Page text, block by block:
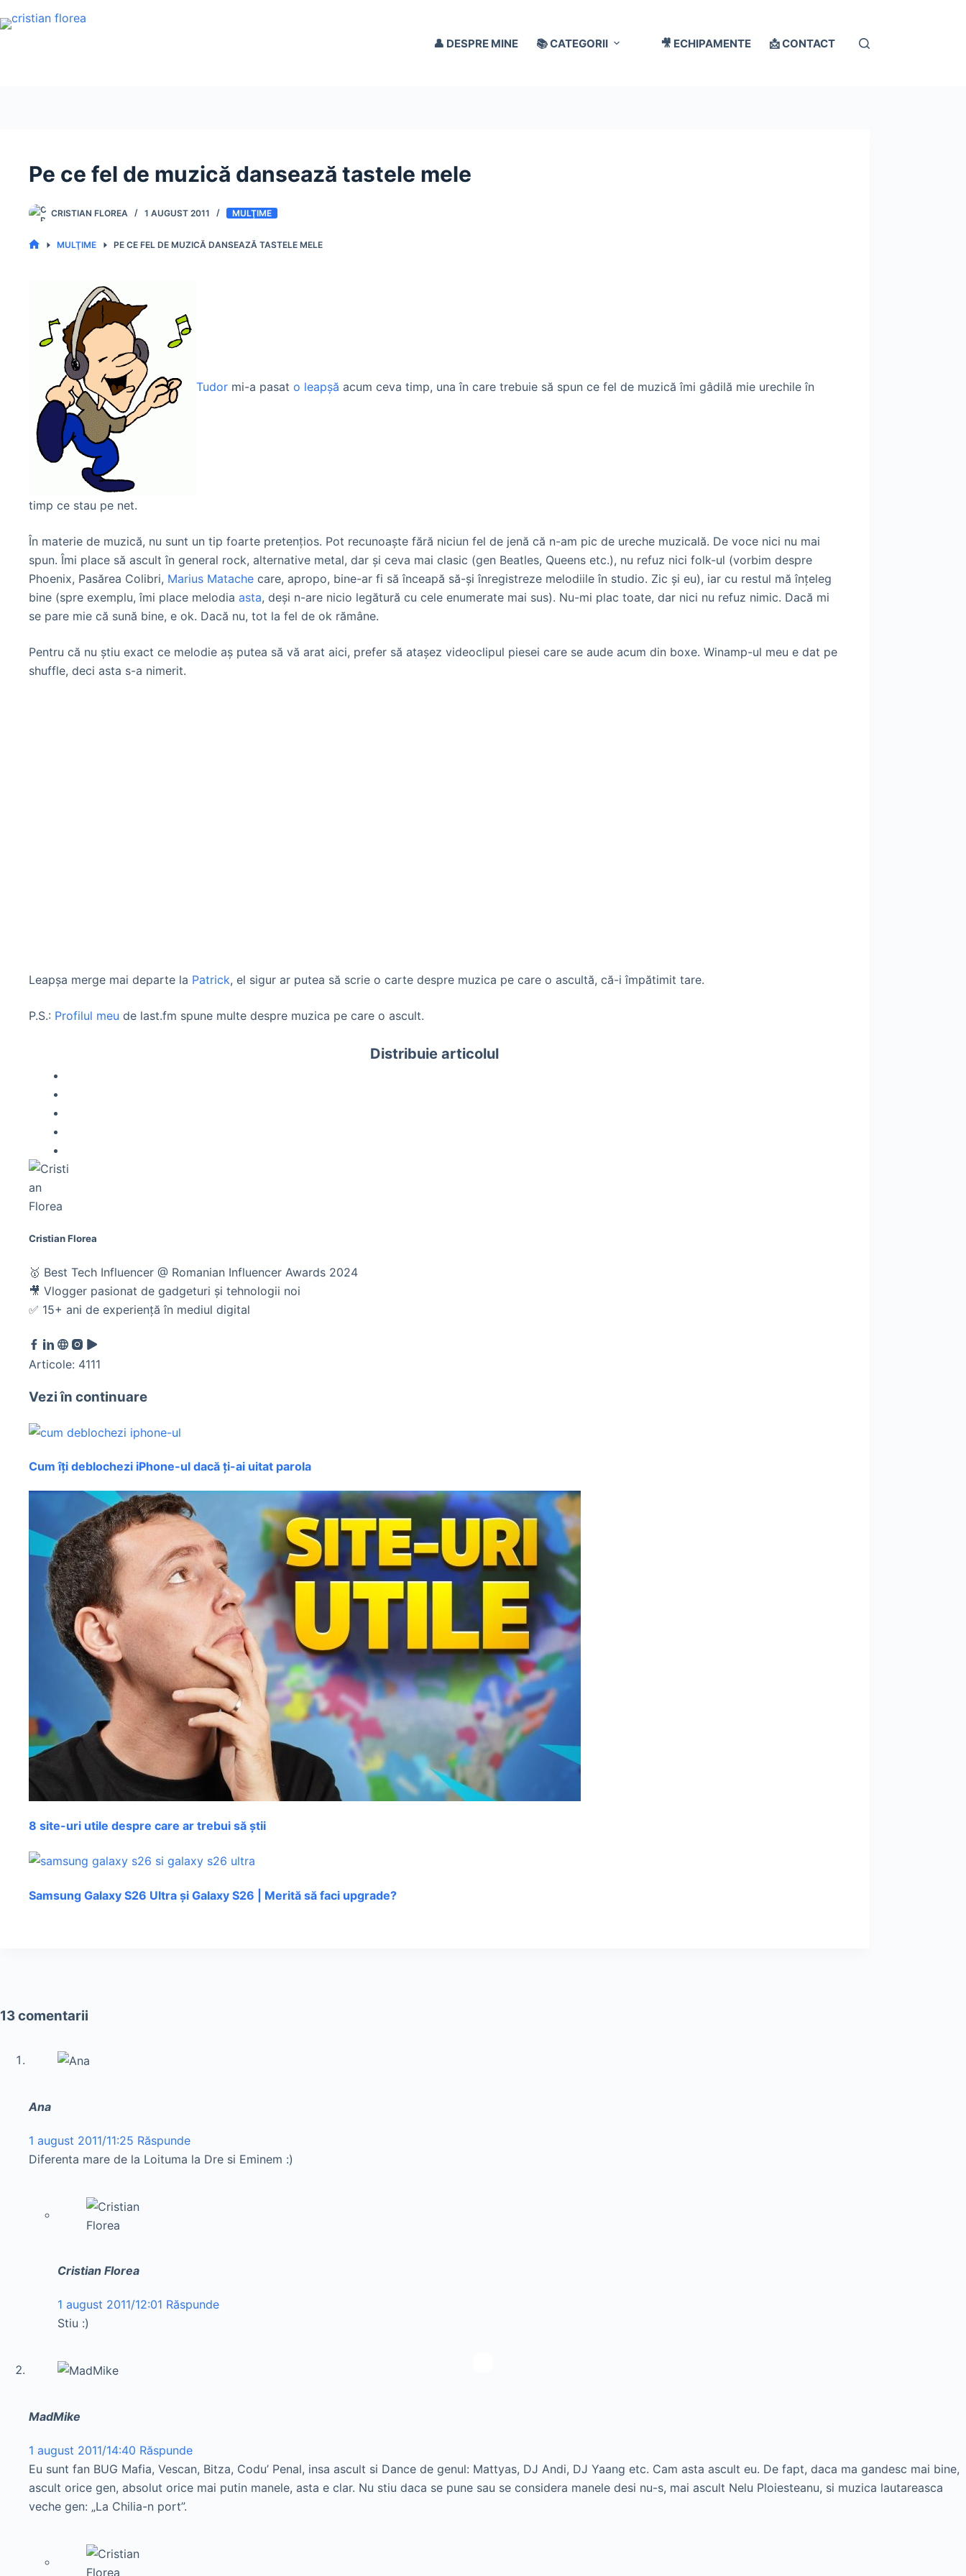
la
👤 DESPRE MINE 📚 CATEGORII 🎥 ECHIPAMENTE 📩 CONTACT
Pe ce fel de muzică dansează tastele mele
CRISTIAN FLOREA 1 AUGUST 2011 MULŢIME
MULŢIME PE CE FEL DE MUZICĂ DANSEAZĂ TASTELE MELE
Tudor mi-a pasat o leapşă acum ceva timp, una în care trebuie să spun ce fel de muzică îmi gâdilă mie urechile în
timp ce stau pe net.
În materie de muzică, nu sunt un tip foarte pretenţios. Pot recunoaşte fără niciun fel de jenă că n-am pic de ureche muzicală. De voce nici nu mai
spun. Îmi place să ascult în general rock, alternative metal, dar şi ceva mai clasic (gen Beatles, Queens etc.), nu refuz nici folk-ul (vorbim despre
Phoenix, Pasărea Colibri, Marius Matache care, apropo, bine-ar fi să înceapă să-şi înregistreze melodiile în studio. Zic şi eu), iar cu restul mă înţeleg
bine (spre exemplu, îmi place melodia asta, deşi n-are nicio legătură cu cele enumerate mai sus). Nu-mi plac toate, dar nici nu refuz nimic. Dacă mi
se pare mie că sună bine, e ok. Dacă nu, tot la fel de ok rămâne.
Pentru că nu ştiu exact ce melodie aş putea să vă arat aici, prefer să ataşez videoclipul piesei care se aude acum din boxe. Winamp-ul meu e dat pe
shuffle, deci asta s-a nimerit.
Leapşa merge mai departe la Patrick, el sigur ar putea să scrie o carte despre muzica pe care o ascultă, că-i împătimit tare.
P.S.: Profilul meu de last.fm spune multe despre muzica pe care o ascult.
Distribuie articolul
Cristian Florea
🥇 Best Tech Influencer @ Romanian Influencer Awards 2024
🎥 Vlogger pasionat de gadgeturi și tehnologii noi
✅ 15+ ani de experiență în mediul digital
Articole: 4111
Vezi în continuare
Cum îți deblochezi iPhone-ul dacă ți-ai uitat parola
8 site-uri utile despre care ar trebui să știi
Samsung Galaxy S26 Ultra și Galaxy S26 | Merită să faci upgrade?
13 comentarii
Ana
1 august 2011/11:25 Răspunde
Diferenta mare de la Loituma la Dre si Eminem :)
Cristian Florea
1 august 2011/12:01 Răspunde
Stiu :)
MadMike
1 august 2011/14:40 Răspunde
Eu sunt fan BUG Mafia, Vescan, Bitza, Codu’ Penal, insa ascult si Dance de genul: Mattyas, DJ Andi, DJ Yaang etc. Cam asta ascult eu. De fapt, daca ma gandesc mai bine,
ascult orice gen, absolut orice mai putin manele, asta e clar. Nu stiu daca se pune sau se considera manele desi nu-s, mai ascult Nelu Ploiesteanu, si muzica lautareasca
veche gen: „La Chilia-n port”.